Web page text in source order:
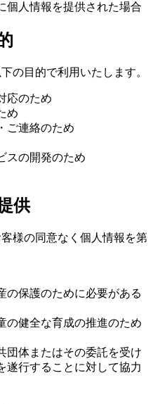
個人情報を提供された場合
の目的で利用いたします。
応のため
め
ご連絡のため
スの開発のため
供
様の同意なく個人情報を第
の保護のために必要がある
の健全な育成の推進のため
団体またはその委託を受け
遂行することに対して協力